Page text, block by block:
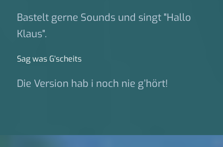
Bastelt gerne Sounds und singt "Hallo
Klaus".
Sag was G‘scheits
Die Version hab i noch nie g’hört!